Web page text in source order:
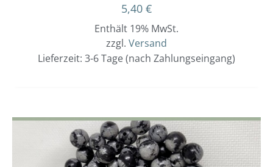
5,40 €
Enthält 19% MwSt.
zzgl. Versand
Lieferzeit: 3-6 Tage (nach Zahlungseingang)